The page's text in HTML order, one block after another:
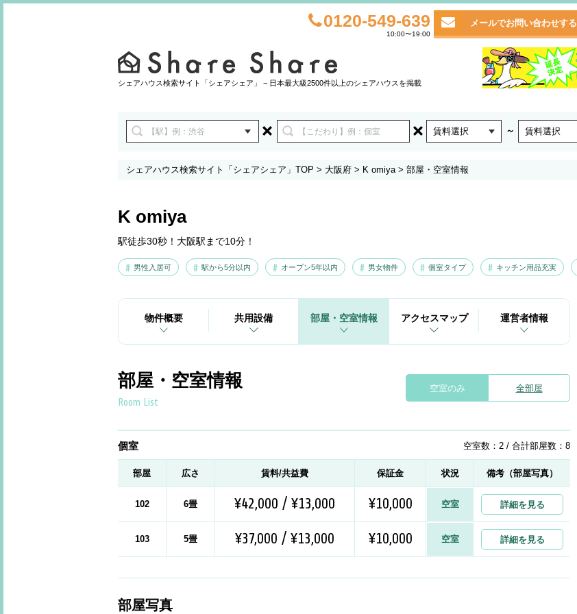
0120-549-639
10:00〜19:00
メールでお問い合わせする
シェアハウス検索サイト「シェアシェア」 − 日本最大級2500件以上のシェアハウスを掲載
賃料選択 ～ 賃料選択
シェアハウス検索サイト「シェアシェア」TOP > 大阪府 > K omiya> 部屋・空室情報
K omiya
駅徒歩30秒！大阪駅まで10分！
男性入居可 駅から5分以内 オープン5年以内 男女物件 個室タイプ キッチン用品充実
物件概要 共用設備 部屋・空室情報 アクセスマップ 運営者情報
空室のみ 全部屋
部屋・空室情報
Room List
個室 空室数：2 / 合計部屋数：8
部屋 広さ 賃料/共益費 保証金 状況 備考（部屋写真）
102 6畳 ¥42,000 / ¥13,000 ¥10,000 空室 詳細を見る
103 5畳 ¥37,000 / ¥13,000 ¥10,000 空室 詳細を見る
部屋写真